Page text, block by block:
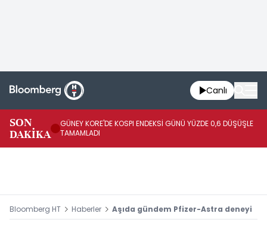
Canlı
SON
DAKİKA
GÜNEY KORE'DE KOSPI ENDEKSİ GÜNÜ YÜZDE 0,6 DÜŞÜŞLE
TAMAMLADI
Bloomberg HT Haberler Aşıda gündem Pfizer-Astra deneyi